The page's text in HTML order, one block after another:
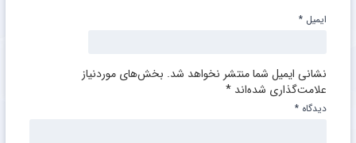
نشانی ایمیل شما منتشر نخواهد شد. بخش‌های موردنیاز
علامت‌گذاری شده‌اند *
دیدگاه *
ایمیل *